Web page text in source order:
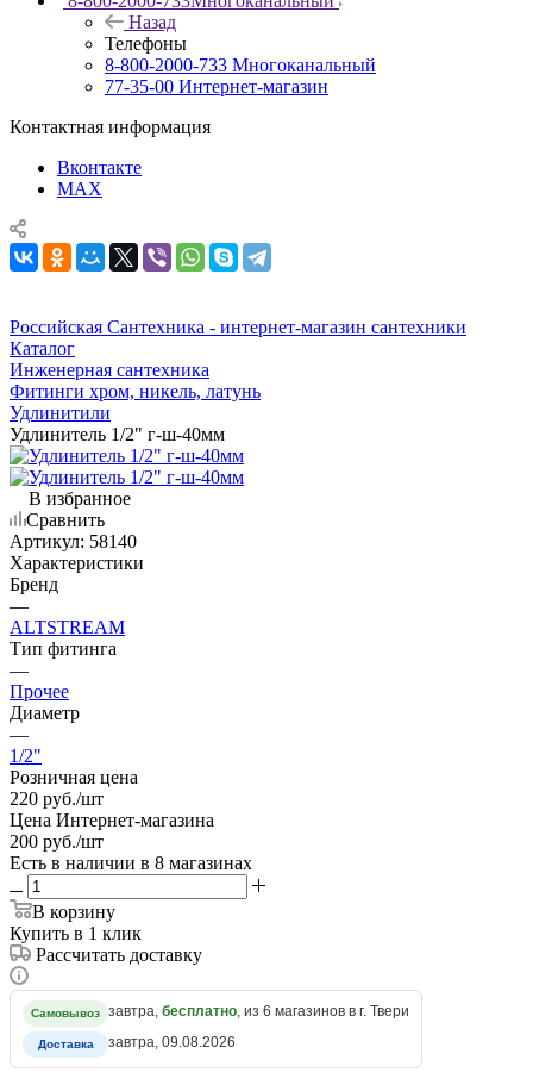
Назад
Телефоны
8-800-2000-733 Многоканальный
77-35-00 Интернет-магазин
Контактная информация
Вконтакте
MAX
Российская Сантехника - интернет-магазин сантехники
Каталог
Инженерная сантехника
Фитинги хром, никель, латунь
Удлинитили
Удлинитель 1/2" г-ш-40мм
В избранное
Сравнить
Артикул: 58140
Характеристики
Бренд
—
ALTSTREAM
Тип фитинга
—
Прочее
Диаметр
—
1/2"
Розничная цена
220 руб./шт
Цена Интернет-магазина
200 руб./шт
Есть в наличии в 8 магазинах
В корзину
Купить в 1 клик
Рассчитать доставку
Самовывоз завтра, бесплатно, из 6 магазинов в г. Твери
Доставка завтра, 09.08.2026